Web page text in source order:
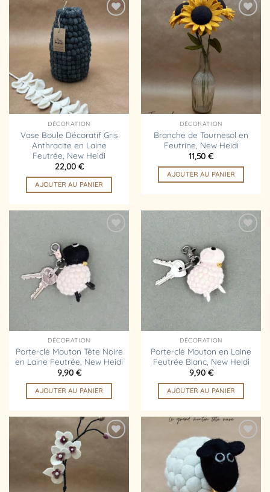
à la
DÉCORATION
Vase Boule Décoratif Gris
Anthracite en Laine
Feutrée, New Heidi
22,00 €
AJOUTER AU PANIER
Ajouter
DÉCORATION
Branche de Tournesol en
Feutrine, New Heidi
11,50 €
AJOUTER AU PANIER
DÉCORATION
Porte-clé Mouton Tête Noire
en Laine Feutrée, New Heidi
9,90 €
AJOUTER AU PANIER
DÉCORATION
Porte-clé Mouton en Laine
Feutrée Blanc, New Heidi
9,90 €
AJOUTER AU PANIER
Ajouter
à la
liste
d’envies